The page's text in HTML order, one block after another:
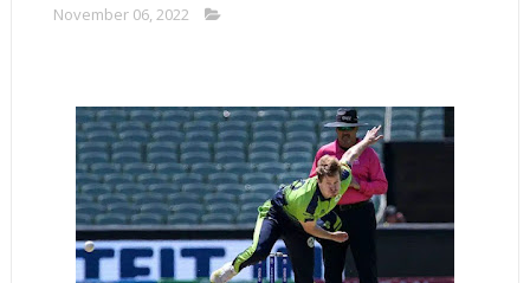
November 06, 2022